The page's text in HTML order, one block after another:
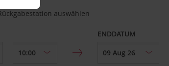
auswählen
ENDDATUM